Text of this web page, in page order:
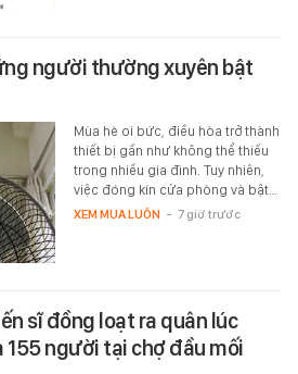
người thường xuyên bật
Mùa hè oi bức, điều hòa trở thành
thiết bị gần như không thể thiếu
trong nhiều gia đình. Tuy nhiên,
việc đóng kín cửa phòng và bật…
XEM MUA LUÔN - 7 giờ trước
sĩ đồng loạt ra quân lúc
155 người tại chợ đầu mối